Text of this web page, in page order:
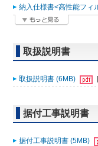
納入仕様書<高性能フィ
取扱説明書
取扱説明書 (6MB)
据付工事説明書
据付工事説明書 (5MB)